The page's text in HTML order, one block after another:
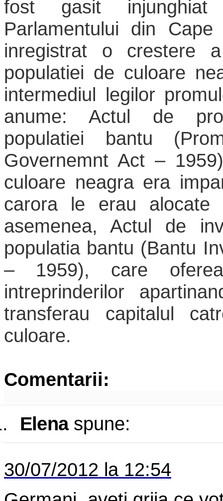
fost gasit
Parlamentului din
inregistrat o crestere
populatiei de culoare
intermediul legilor
anume: Actul de
populatiei bantu
Governemnt Act –
culoare neagra era
carora le erau alocate
asemenea, Actul de
populatia bantu (Bantu
– 1959), care oferea
intreprinderilor
transferau capitalul
culoare.
Comentarii:
Elena spune:
30/07/2012 la 12:54